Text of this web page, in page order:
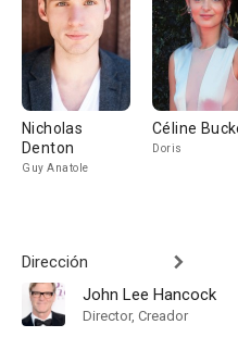
Nicholas
Denton
Guy Anatole
Céline
Doris
Dirección
John Lee Hancock
Director, Creador